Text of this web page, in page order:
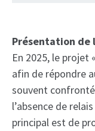
Présentation de
En 2025, le projet
afin de répondre
souvent
l’absence de
principal est de